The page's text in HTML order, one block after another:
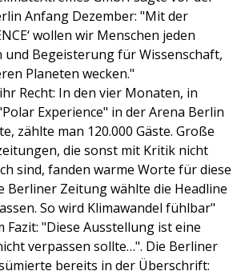
Anfang Dezember: "Mit der
wollen wir Menschen jeden
und Begeisterung für Wissenschaft,
Planeten wecken."
Recht: In den vier Monaten, in
Experience" in der Arena Berlin
zählte man 120.000 Gäste. Große
die sonst mit Kritik nicht
sind, fanden warme Worte für diese
Berliner Zeitung wählte die Headline
So wird Klimawandel fühlbar"
Fazit: "Diese Ausstellung ist eine
verpassen sollte…". Die Berliner
bereits in der Überschrift: